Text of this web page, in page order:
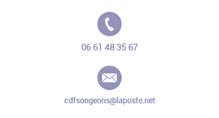
06 61 48 35 67
cdfsongeons@laposte.net